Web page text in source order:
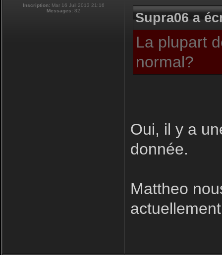
Inscription: Mar 16 Juil 2013 21:16
Messages: 82 Supra06 a
La plupart
normal?
Oui, il y a
donnée.
Mattheo